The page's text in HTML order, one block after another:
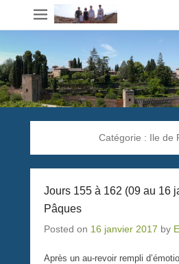
Catégorie : Ile de
Jours 155 à 162 (09 au 16
Pâques
Posted on 16 janvier 2017 by
Après un au-revoir rempli